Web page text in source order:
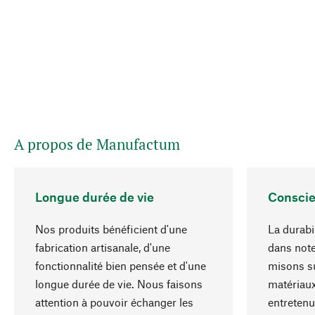
A propos de Manufactum
Longue durée de vie
Nos produits bénéficient d'une
fabrication artisanale, d'une
fonctionnalité bien pensée et d'une
longue durée de vie. Nous faisons
attention à pouvoir échanger les
La
dans
misons